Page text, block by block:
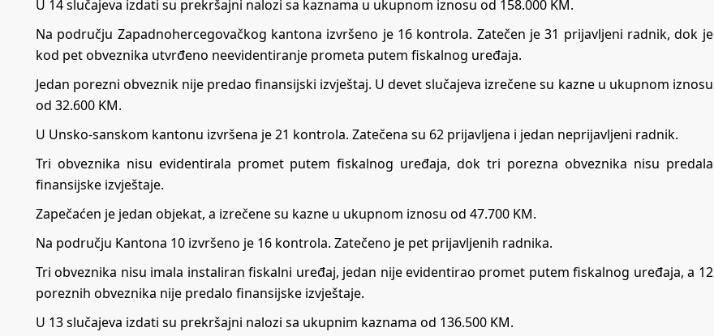
U 14 slučajeva izdati su prekršajni nalozi sa kaznama u ukupnom iznosu od 158.000 KM.
Na području Zapadnohercegovačkog kantona izvršeno je 16 kontrola. Zatečen je 31 prijavljeni radnik, dok je
kod pet obveznika utvrđeno neevidentiranje prometa putem fiskalnog uređaja.
Jedan porezni obveznik nije predao finansijski izvještaj. U devet slučajeva izrečene su kazne u ukupnom iznosu
od 32.600 KM.
U Unsko-sanskom kantonu izvršena je 21 kontrola. Zatečena su 62 prijavljena i jedan neprijavljeni radnik.
Tri obveznika nisu evidentirala promet putem fiskalnog uređaja, dok tri porezna obveznika nisu predala
finansijske izvještaje.
Zapečaćen je jedan objekat, a izrečene su kazne u ukupnom iznosu od 47.700 KM.
Na području Kantona 10 izvršeno je 16 kontrola. Zatečeno je pet prijavljenih radnika.
Tri obveznika nisu imala instaliran fiskalni uređaj, jedan nije evidentirao promet putem fiskalnog uređaja, a 12
poreznih obveznika nije predalo finansijske izvještaje.
U 13 slučajeva izdati su prekršajni nalozi sa ukupnim kaznama od 136.500 KM.